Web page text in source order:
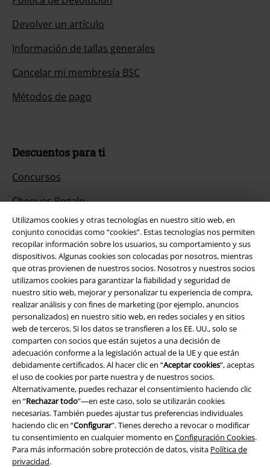
Utilizamos cookies y otras tecnologías en nuestro sitio web, en
conjunto conocidas como “cookies”. Estas tecnologías nos permiten
recopilar información sobre los usuarios, su comportamiento y sus
dispositivos. Algunas cookies son colocadas por nosotros, mientras
que otras provienen de nuestros socios. Nosotros y nuestros socios
utilizamos cookies para garantizar la fiabilidad y seguridad de
nuestro sitio web, mejorar y personalizar tu experiencia de compra,
realizar análisis y con fines de marketing (por ejemplo, anuncios
personalizados) en nuestro sitio web, en redes sociales y en sitios
web de terceros. Si los datos se transfieren a los EE. UU., solo se
comparten con socios que están sujetos a una decisión de
adecuación conforme a la legislación actual de la UE y que están
debidamente certificados. Al hacer clic en “Aceptar cookies”, aceptas
el uso de cookies por parte nuestra y de nuestros socios.
Alternativamente, puedes rechazar el consentimiento haciendo clic
en “Rechazar todo”—en este caso, solo se utilizarán cookies
necesarias. También puedes ajustar tus preferencias individuales
haciendo clic en “Configurar”. Tienes derecho a revocar o modificar
tu consentimiento en cualquier momento en Configuración Cookies.
Para más información sobre protección de datos, visita Política de
privacidad.
Devolver un artículo
Información de tallas generales
Cancelar mi membresía BSC
Métodos de pago
Descuentos para ti
Concursos
Cheques Regalo
Descuento para estudiantes
EMP Backstage Club
Sobre EMP
EMP Eventos
Programa de Afiliados
Sostenibilidad